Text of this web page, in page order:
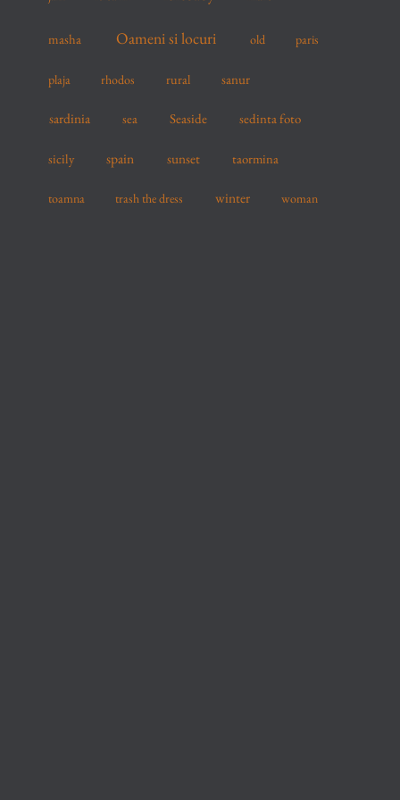
masha Oameni si locuri old paris
plaja rhodos rural sanur
sardinia sea Seaside sedinta foto
sicily spain sunset taormina
toamna trash the dress winter woman